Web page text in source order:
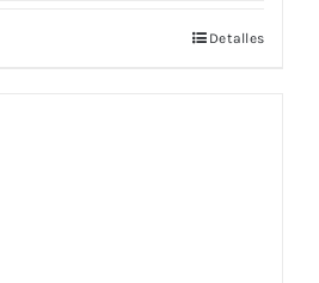
Detalles